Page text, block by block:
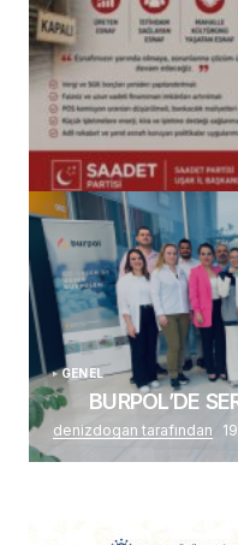
(başlıksız)
Alaattin Karahan tarafından
GENEL
BURPOL’DE
denizdogan tarafından